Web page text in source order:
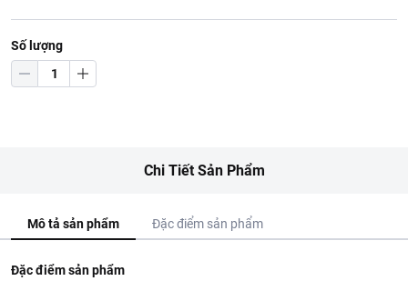
Số lượng
Chi Tiết Sản Phẩm
Mô tả sản phẩm Đặc điểm sản phẩm
Đặc điểm sản phẩm